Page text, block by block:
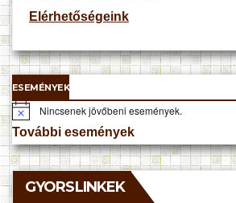
Elérhetőségeink
ESEMÉNYEK
N
o
t
i
c
e
Nincsenek jövőbeni események.
További események
GYORSLINKEK